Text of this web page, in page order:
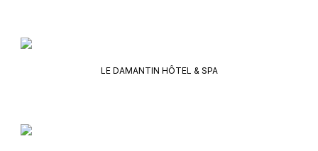
LE DAMANTIN HÔTEL & SPA